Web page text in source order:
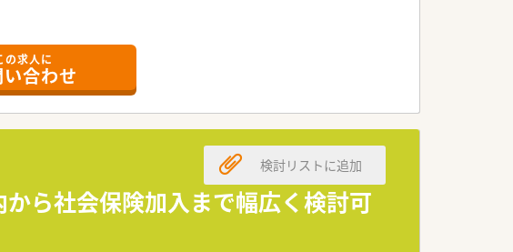
を利用して通うことも可能な店舗です。
枚の処方箋に対応する予定となっています。
リハリをつけて働くことができる環境です。
なスキルをしっかりと身につけることができます。
ら薬剤師としての信頼を築き上げるお仕事です。
寄り添って適切なアドバイスを提供していただきま
の求人に
合わせ
ら社会保険加入まで幅広く検討可
検討リストに追加